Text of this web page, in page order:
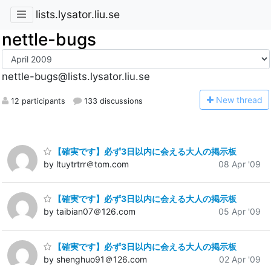
lists.lysator.liu.se
nettle-bugs
nettle-bugs@lists.lysator.liu.se
12 participants 133 discussions New thread
【確実です】必ず3日以内に会える大人の掲示板
by ltuytrtrr＠tom.com
08 Apr '09
【確実です】必ず3日以内に会える大人の掲示板
by taibian07＠126.com
05 Apr '09
【確実です】必ず3日以内に会える大人の掲示板
by shenghuo91＠126.com
02 Apr '09